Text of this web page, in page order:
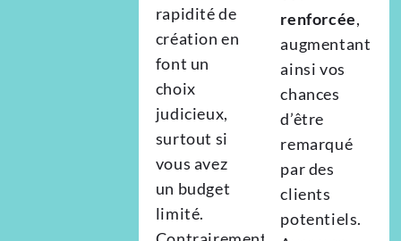
rapidité de
création en
font un
choix
judicieux,
surtout si
vous avez
un budget
limité.
renforcée,
augmentant
ainsi vos
chances
d’être
remarqué
par des
clients
potentiels.